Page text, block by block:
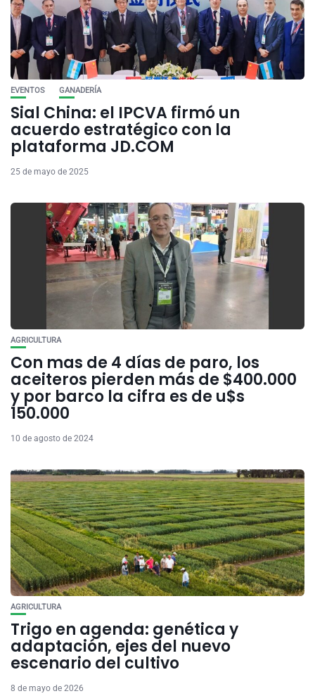
EVENTOS GANADERÍA
Sial China: el IPCVA firmó un
acuerdo estratégico con la
plataforma JD.COM
25 de mayo de 2025
AGRICULTURA
Con mas de 4 días de paro, los
aceiteros pierden más de $400.000
y por barco la cifra es de u$s
150.000
10 de agosto de 2024
AGRICULTURA
Trigo en agenda: genética y
adaptación, ejes del nuevo
escenario del cultivo
8 de mayo de 2026